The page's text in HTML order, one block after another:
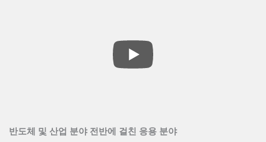
반도체 및 산업 분야 전반에 걸친 응용 분야